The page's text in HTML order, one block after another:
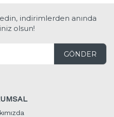
indirimlerden anında
olsun!
GÖNDER